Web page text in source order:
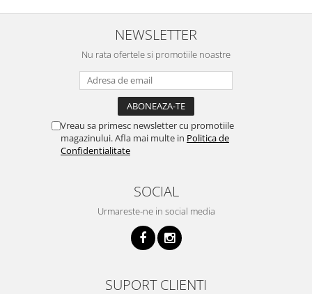
NEWSLETTER
Nu rata ofertele si promotiile noastre
Vreau sa primesc newsletter cu promotiile
magazinului. Afla mai multe in Politica de
Confidentialitate
SOCIAL
Urmareste-ne in social media
SUPORT CLIENTI